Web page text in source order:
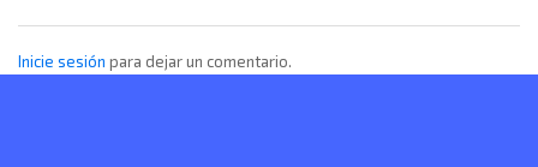
Inicie sesión para dejar un comentario.